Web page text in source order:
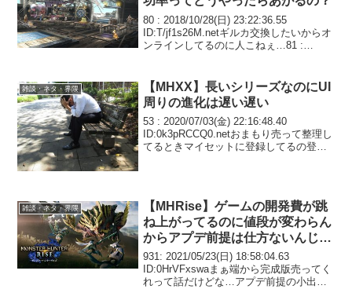
80 : 2018/10/28(日) 23:22:36.55
ID:T/jf1s26M.netギルカ交換したいからオ
ンラインしてるのに人こねぇ…81 :
雑談・ネタ・界隈
【MHXX】長いシリーズなのにUI
周りの進化は遅い遅い
53 : 2020/07/03(金) 22:16:48.40
ID:0k3pRCCQ0.netおまもり売って整理し
てるときマイセットに登録してるの登録
雑談・ネタ・界隈
【MHRise】ゲームの開発費が跳
ね上がってるのに値段が変わらん
からアプデ前提は仕方ないんじゃ
ないかな
931: 2021/05/23(日) 18:58:04.63
ID:0HrVFxswaまぁ端から完成版売ってく
れって話だけどな…アプデ前提の小出し